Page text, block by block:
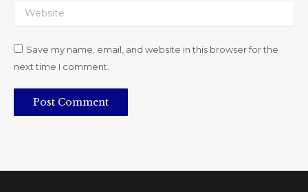
Website
Save my name, email, and website in this browser for the
next time I comment.
Post Comment